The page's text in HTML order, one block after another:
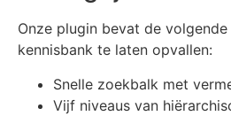
Onze plugin bevat de
kennisbank te laten opvallen:
Snelle zoekbalk met
Vijf niveaus van